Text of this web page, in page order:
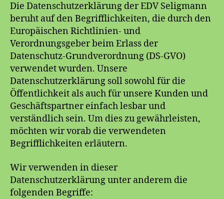
Die Datenschutzerklärung der EDV Seligmann
beruht auf den Begrifflichkeiten, die durch den
Europäischen Richtlinien- und
Verordnungsgeber beim Erlass der
Datenschutz-Grundverordnung (DS-GVO)
verwendet wurden. Unsere
Datenschutzerklärung soll sowohl für die
Öffentlichkeit als auch für unsere Kunden und
Geschäftspartner einfach lesbar und
verständlich sein. Um dies zu gewährleisten,
möchten wir vorab die verwendeten
Begrifflichkeiten erläutern.
Wir verwenden in dieser
Datenschutzerklärung unter anderem die
folgenden Begriffe: